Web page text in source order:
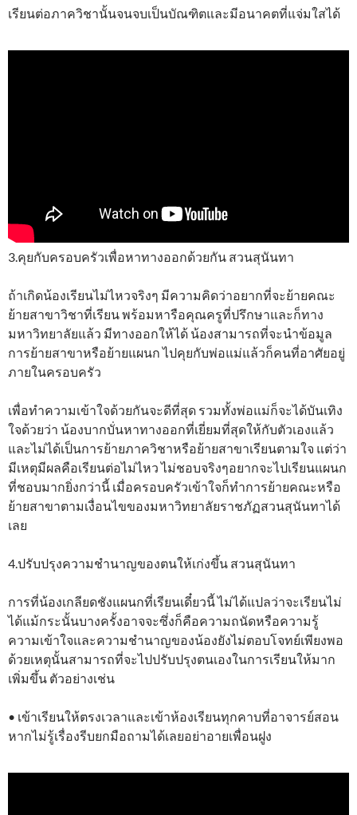
เรียนต่อภาควิชานั้นจนจบเป็นบัณฑิตและมีอนาคตที่แจ่มใสได้
3.คุยกับครอบครัวเพื่อหาทางออกด้วยกัน สวนสุนันทา
ถ้าเกิดน้องเรียนไม่ไหวจริงๆ มีความคิดว่าอยากที่จะย้ายคณะ
ย้ายสาขาวิชาที่เรียน พร้อมหารือคุณครูที่ปรึกษาและก็ทาง
มหาวิทยาลัยแล้ว มีทางออกให้ได้ น้องสามารถที่จะนำข้อมูล
การย้ายสาขาหรือย้ายแผนก ไปคุยกับพ่อแม่แล้วก็คนที่อาศัยอยู่
ภายในครอบครัว
เพื่อทำความเข้าใจด้วยกันจะดีที่สุด รวมทั้งพ่อแม่ก็จะได้บันเทิง
ใจด้วยว่า น้องบากบั่นหาทางออกที่เยี่ยมที่สุดให้กับตัวเองแล้ว
และไม่ได้เป็นการย้ายภาควิชาหรือย้ายสาขาเรียนตามใจ แต่ว่า
มีเหตุมีผลคือเรียนต่อไม่ไหว ไม่ชอบจริงๆอยากจะไปเรียนแผนก
ที่ชอบมากยิ่งกว่านี้ เมื่อครอบครัวเข้าใจก็ทำการย้ายคณะหรือ
ย้ายสาขาตามเงื่อนไขของมหาวิทยาลัยราชภัฏสวนสุนันทาได้
เลย
4.ปรับปรุงความชำนาญของตนให้เก่งขึ้น สวนสุนันทา
การที่น้องเกลียดชังแผนกที่เรียนเดี๋ยวนี้ ไม่ได้แปลว่าจะเรียนไม่
ได้แม้กระนั้นบางครั้งอาจจะซึ่งก็คือความถนัดหรือความรู้
ความเข้าใจและความชำนาญของน้องยังไม่ตอบโจทย์เพียงพอ
ด้วยเหตุนั้นสามารถที่จะไปปรับปรุงตนเองในการเรียนให้มาก
เพิ่มขึ้น ตัวอย่างเช่น
• เข้าเรียนให้ตรงเวลาและเข้าห้องเรียนทุกคาบที่อาจารย์สอน
หากไม่รู้เรื่องรีบยกมือถามได้เลยอย่าอายเพื่อนฝูง